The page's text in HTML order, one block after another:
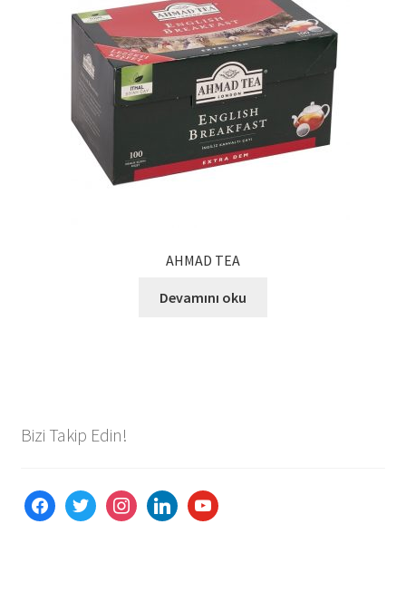
AHMAD TEA
Devamını oku
Bizi Takip Edin!
facebooktwitter instagramlinkedinyoutube